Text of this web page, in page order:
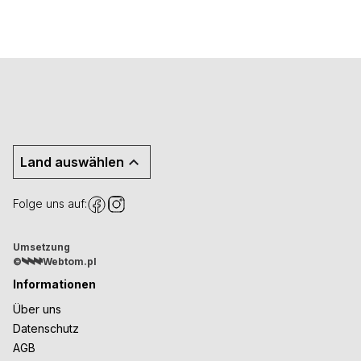
Land auswählen
Folge uns auf:
Umsetzung
©
Webtom.pl
Informationen
Über uns
Datenschutz
AGB